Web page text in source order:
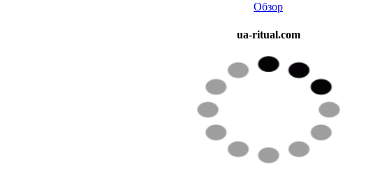
Обзор
ua-ritual.com